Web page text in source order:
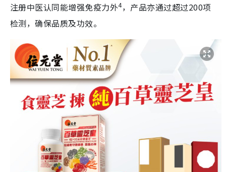
注册中医认同能增强免疫力外4，产品亦通过超过200项
检测，确保品质及功效。